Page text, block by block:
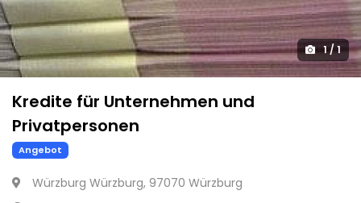
1 / 1
Kredite für Unternehmen und
Privatpersonen
Angebot
Würzburg Würzburg, 97070 Würzburg